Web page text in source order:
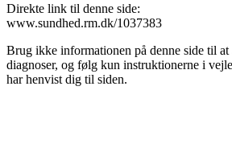
Direkte link til denne side:
www.sundhed.rm.dk/1037383
Brug ikke informationen på denne side til at
diagnoser, og følg kun instruktionerne i
har henvist dig til siden.